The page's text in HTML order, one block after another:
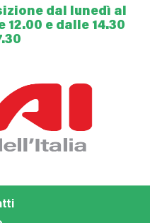
dal lunedì al
e dalle 14.30